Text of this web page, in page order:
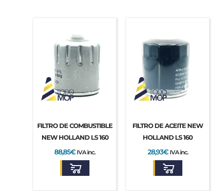
FILTRO DE COMBUSTIBLE
NEW HOLLAND LS 160
88,85€ IVA inc.
FILTRO DE ACEITE NEW
HOLLAND LS 160
28,93€ IVA inc.